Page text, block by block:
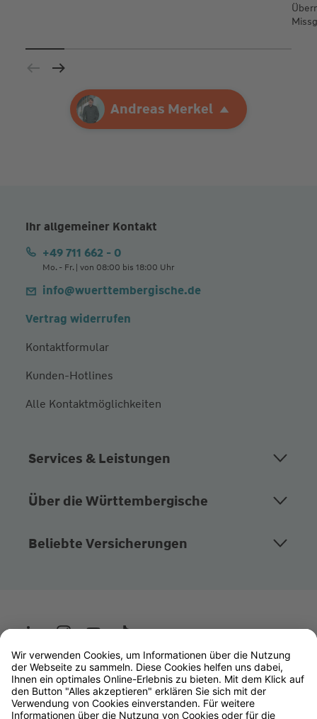
Ihre AgenturAndreas Merkel
Andreas Merkel
Ihr allgemeiner Kontakt
+49 711 662 - 0
Mo. - Fr. | von 08:00 bis 18:00 Uhr
info@wuerttembergische.de
Vertrag widerrufen
Kontaktformular
Kunden-Hotlines
Alle Kontaktmöglichkeiten
Services & Leistungen
Über die Württembergische
Beliebte Versicherungen
Wüstenrot
W&W Gruppe
OLB Bank